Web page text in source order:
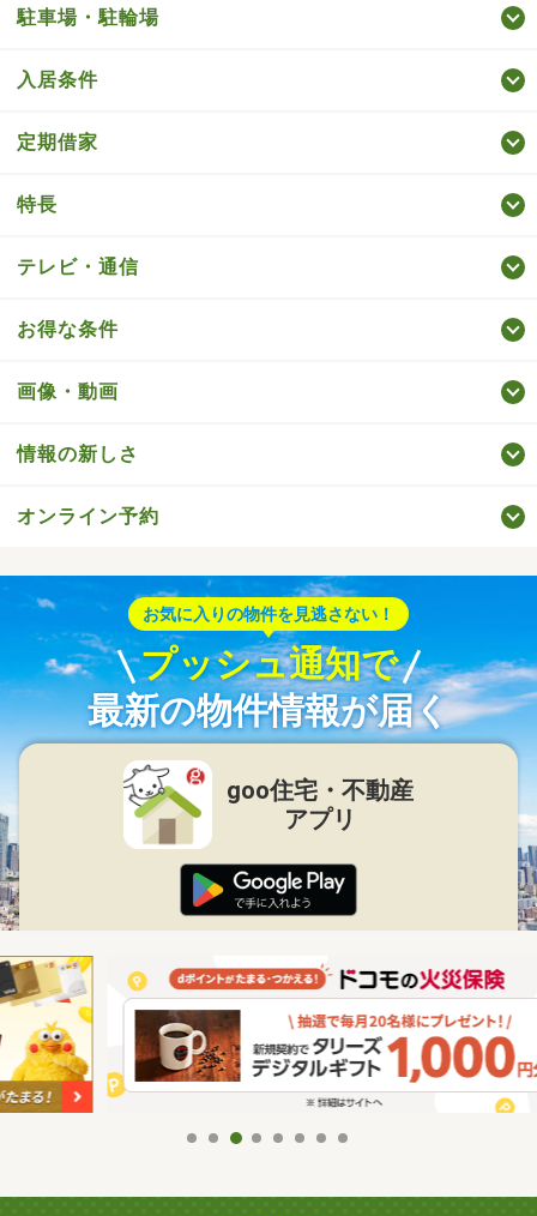
駐車場・駐輪場
入居条件
定期借家
特長
テレビ・通信
お得な条件
画像・動画
情報の新しさ
オンライン予約
お気に入りの物件を見逃さない！
プッシュ通知で
最新の物件情報が届く
goo住宅・不動産
アプリ